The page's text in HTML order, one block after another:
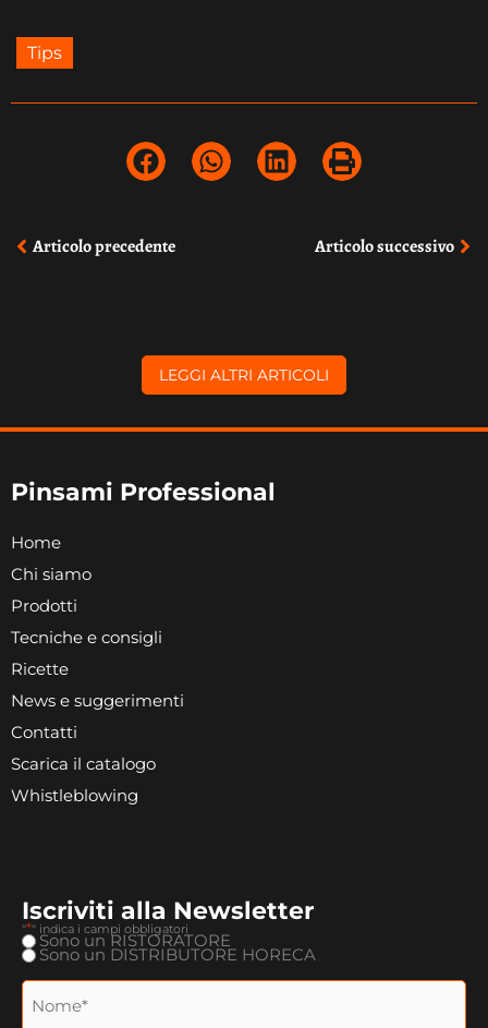
Tips
Articolo precedente Articolo successivo
LEGGI ALTRI ARTICOLI
Pinsami Professional
Home
Chi siamo
Prodotti
Tecniche e consigli
Ricette
News e suggerimenti
Contatti
Scarica il catalogo
Whistleblowing
Iscriviti alla Newsletter
"*" indica i campi obbligatori
Tipologia
* Sono un RISTORATORE
Sono un DISTRIBUTORE HORECA
Nome
cognome
Nome
Cognome